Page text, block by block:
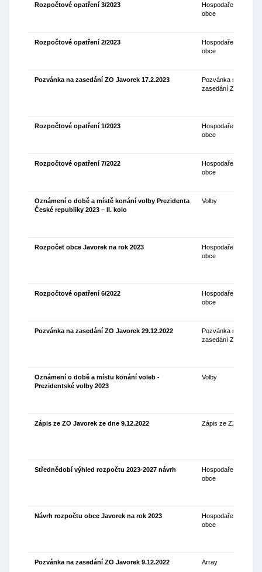
Rozpočtové opatření 3/2023
Hospodaření
obce
Rozpočtové opatření 2/2023
Hospodaření
obce
Pozvánka na zasedání ZO Javorek 17.2.2023
Pozvánka na
zasedání ZO
Rozpočtové opatření 1/2023
Hospodaření
obce
Rozpočtové opatření 7/2022
Hospodaření
obce
Oznámení o době a místě konání volby Prezidenta
České republiky 2023 – II. kolo
Volby
Rozpočet obce Javorek na rok 2023
Hospodaření
obce
Rozpočtové opatření 6/2022
Hospodaření
obce
Pozvánka na zasedání ZO Javorek 29.12.2022
Pozvánka na
zasedání ZO
Oznámení o době a místu konání voleb -
Prezidentské volby 2023
Volby
Zápis ze ZO Javorek ze dne 9.12.2022 Zápis ze ZZO
Střednědobí výhled rozpočtu 2023-2027 návrh
Hospodaření
obce
Návrh rozpočtu obce Javorek na rok 2023
Hospodaření
obce
Pozvánka na zasedání ZO Javorek 9.12.2022 Array